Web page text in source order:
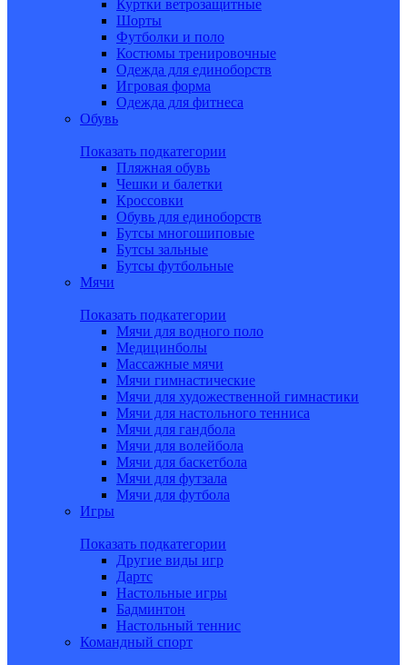
Куртки ветрозащитные
Шорты
Футболки и поло
Костюмы тренировочные
Одежда для единоборств
Игровая форма
Одежда для фитнеса
Обувь
Показать подкатегории
Пляжная обувь
Чешки и балетки
Кроссовки
Обувь для единоборств
Бутсы многошиповые
Бутсы зальные
Бутсы футбольные
Мячи
Показать подкатегории
Мячи для водного поло
Медицинболы
Массажные мячи
Мячи гимнастические
Мячи для художественной гимнастики
Мячи для настольного тенниса
Мячи для гандбола
Мячи для волейбола
Мячи для баскетбола
Мячи для футзала
Мячи для футбола
Игры
Показать подкатегории
Другие виды игр
Дартс
Настольные игры
Бадминтон
Настольный теннис
Командный спорт